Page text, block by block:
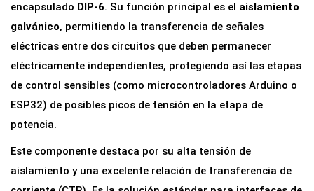
encapsulado DIP-6. Su función principal es el aislamiento
galvánico, permitiendo la transferencia de señales
eléctricas entre dos circuitos que deben permanecer
eléctricamente independientes, protegiendo así las etapas
de control sensibles (como microcontroladores Arduino o
ESP32) de posibles picos de tensión en la etapa de
potencia.
Este componente destaca por su alta tensión de
aislamiento y una excelente relación de transferencia de